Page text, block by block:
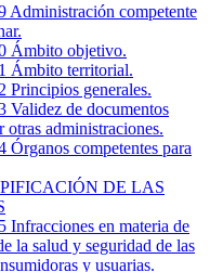
Administración competente
Ámbito objetivo.
Ámbito territorial.
Principios generales.
Validez de documentos
otras administraciones.
Órganos competentes para
DE LAS
Infracciones en materia de
la salud y seguridad de las
y usuarias.